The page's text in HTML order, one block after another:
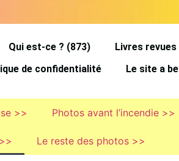
Qui est-ce ? (873)
Livres
de confidentialité Le site a
>> Photos avant l’incendie >>
Le reste des photos >>